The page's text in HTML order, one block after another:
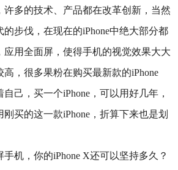
许多的技术、产品都在改革创新，当然
步伐，在现在的iPhone中绝大部分都
应用全面屏，使得手机的视觉效果大大
，很多果粉在购买最新款的iPhone
己，买一个iPhone，可以用好几年，
买的这一款iPhone，折算下来也是划